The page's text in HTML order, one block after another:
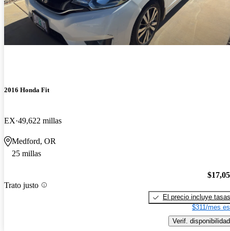
2016 Honda Fit
EX 49,622 millas
Medford, OR
25 millas
Trato justo
El precio incluye tasas
$311/mes
Verif. disponibilidad